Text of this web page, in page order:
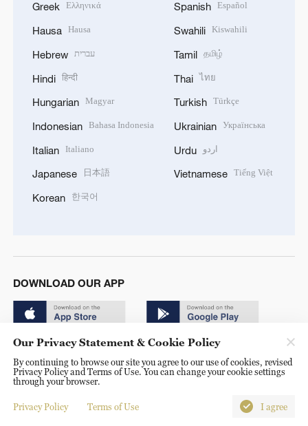
Greek Ελληνικά
Hausa Hausa
Hebrew עברית
Hindi हिन्दी
Hungarian Magyar
Indonesian Bahasa Indonesia
Italian Italiano
Japanese 日本語
Korean 한국어
Spanish Español
Swahili Kiswahili
Tamil தமிழ்
Thai ไทย
Turkish Türkçe
Ukrainian Українська
Urdu اردو
Vietnamese Tiếng Việt
DOWNLOAD OUR APP
© China Radio International.CRI. All Rights Reserved. 16A
Shijingshan Road, Beijing, China. 100040
Our Privacy Statement & Cookie Policy
By continuing to browse our site you agree to our use of cookies, revised
Privacy Policy and Terms of Use. You can change your cookie settings
through your browser.
Privacy Policy Terms of Use I agree